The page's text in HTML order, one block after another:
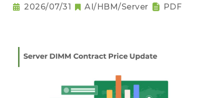
2026/07/31 AI/HBM/Server PDF